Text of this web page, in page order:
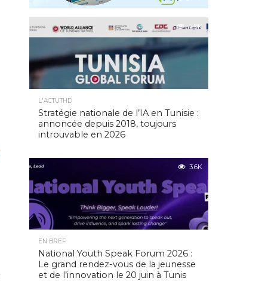
4.9K
L'ACTUTHD
Stratégie nationale de l’IA en Tunisie :
annoncée depuis 2018, toujours
introuvable en 2026
3.6K
EN BREF
National Youth Speak Forum 2026 :
Le grand rendez-vous de la jeunesse
et de l’innovation le 20 juin à Tunis